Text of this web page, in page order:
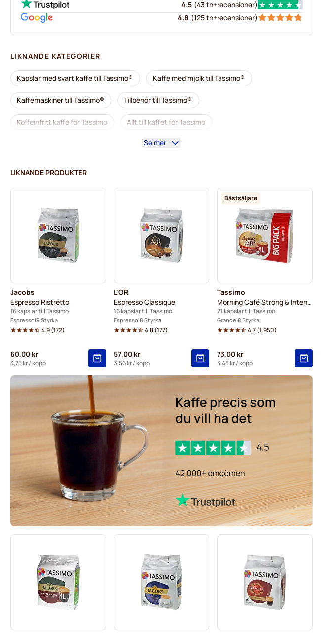
4.5 (43 tn+recensioner)
4.8 (125 tn+recensioner)
LIKNANDE KATEGORIER
Kapslar med svart kaffe till Tassimo® Kaffe med mjölk till Tassimo®
Kaffemaskiner till Tassimo® Tillbehör till Tassimo®
Koffeinfritt kaffe för Tassimo Allt till kaffet för Tassimo
L'OR-kaffekapslar för Tassimo
Friele-kaffekapslar för Tassimo Marcilla-kaffekapslar för Tassimo Till Tassimo®
Choklad och te till Tassimo® Gevalia-kaffekapslar för Tassimo
Se mer
LIKNANDE PRODUKTER
Jacobs
Espresso Ristretto
16 kapslar till Tassimo
Espresso 9 Styrka
4.9(172)
60,00 kr
3,75 kr/ kopp
L'OR
Espresso Classique
16 kapslar till Tassimo
Espresso 8 Styrka
4.8(177)
57,00 kr
3,56 kr/ kopp
Bästsäljare
Tassimo
Morning Café Strong & Intense XL
21 kapslar till Tassimo
Grande 8 Styrka
4.7(1.950)
73,00 kr
3,48 kr/ kopp